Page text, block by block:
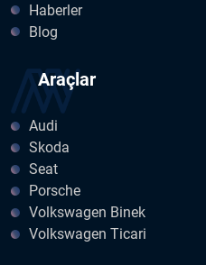
Haberler
Blog
Araçlar
Audi
Skoda
Seat
Porsche
Volkswagen Binek
Volkswagen Ticari